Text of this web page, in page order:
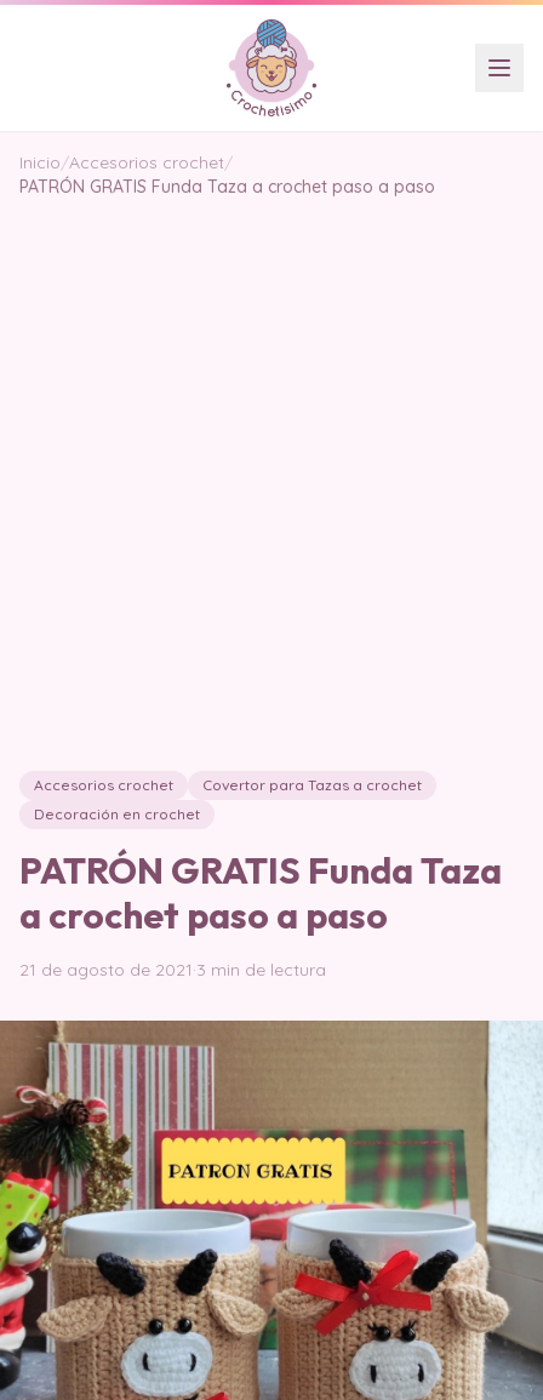
Inicio/Accesorios crochet/
PATRÓN GRATIS Funda Taza a crochet paso a paso
Accesorios crochet
Covertor para Tazas a crochet
Decoración en crochet
PATRÓN GRATIS Funda Taza
a crochet paso a paso
21 de agosto de 2021·3 min de lectura